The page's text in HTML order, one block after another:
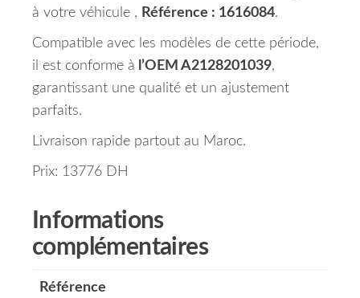
à votre véhicule , Référence : 1616084.
Compatible avec les modèles de cette période,
il est conforme à l’OEM A2128201039,
garantissant une qualité et un ajustement
parfaits.
Livraison rapide partout au Maroc.
Prix: 13776 DH
Informations
complémentaires
Référence